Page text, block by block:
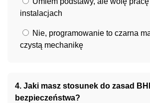
instalacjach
Nie, programowanie to czarna
czystą mechanikę
4. Jaki masz stosunek do zasad
bezpieczeństwa?